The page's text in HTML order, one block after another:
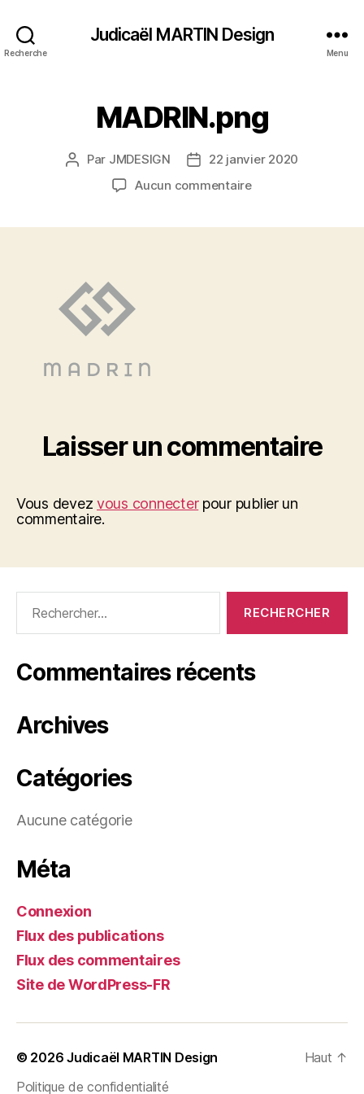
Recherche
Judicaël MARTIN Design
Menu
MADRIN.png
Auteur
Par JMDESIGN
Date22 janvier 2020
Aucun commentairesur
Laisser un commentaire
Vous devezvous connecterpour publier un
commentaire.
Commentaires récents
Archives
Catégories
Aucune catégorie
Méta
Connexion
Flux des publications
Flux des commentaires
Site de WordPress-FR
© 2026Judicaël MARTIN Design
Politique de confidentialité
Haut ↑